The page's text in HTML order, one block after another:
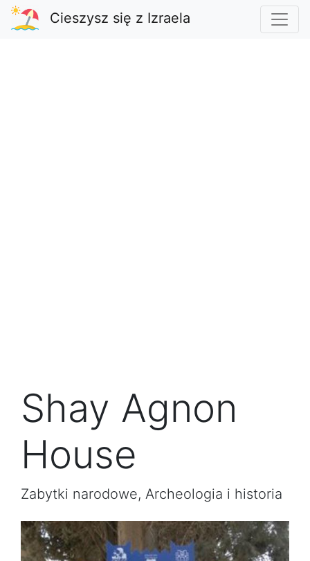
Cieszysz się z Izraela
Shay Agnon
House
Zabytki narodowe, Archeologia i historia